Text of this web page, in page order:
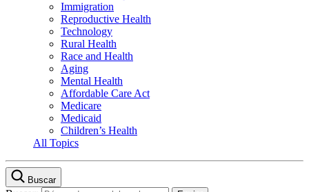
Immigration
Reproductive Health
Technology
Rural Health
Race and Health
Aging
Mental Health
Affordable Care Act
Medicare
Medicaid
Children’s Health
All Topics
Buscar